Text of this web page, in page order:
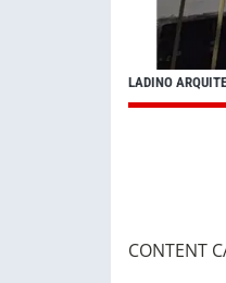
LADINO
CONTENT